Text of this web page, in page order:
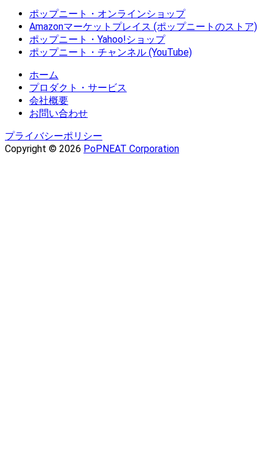
ポップニート・オンラインショップ
Amazonマーケットプレイス (ポップニートのストア)
ポップニート・Yahoo!ショップ
ポップニート・チャンネル (YouTube)
ホーム
プロダクト・サービス
会社概要
お問い合わせ
プライバシーポリシー
Copyright © 2026 PoPNEAT Corporation